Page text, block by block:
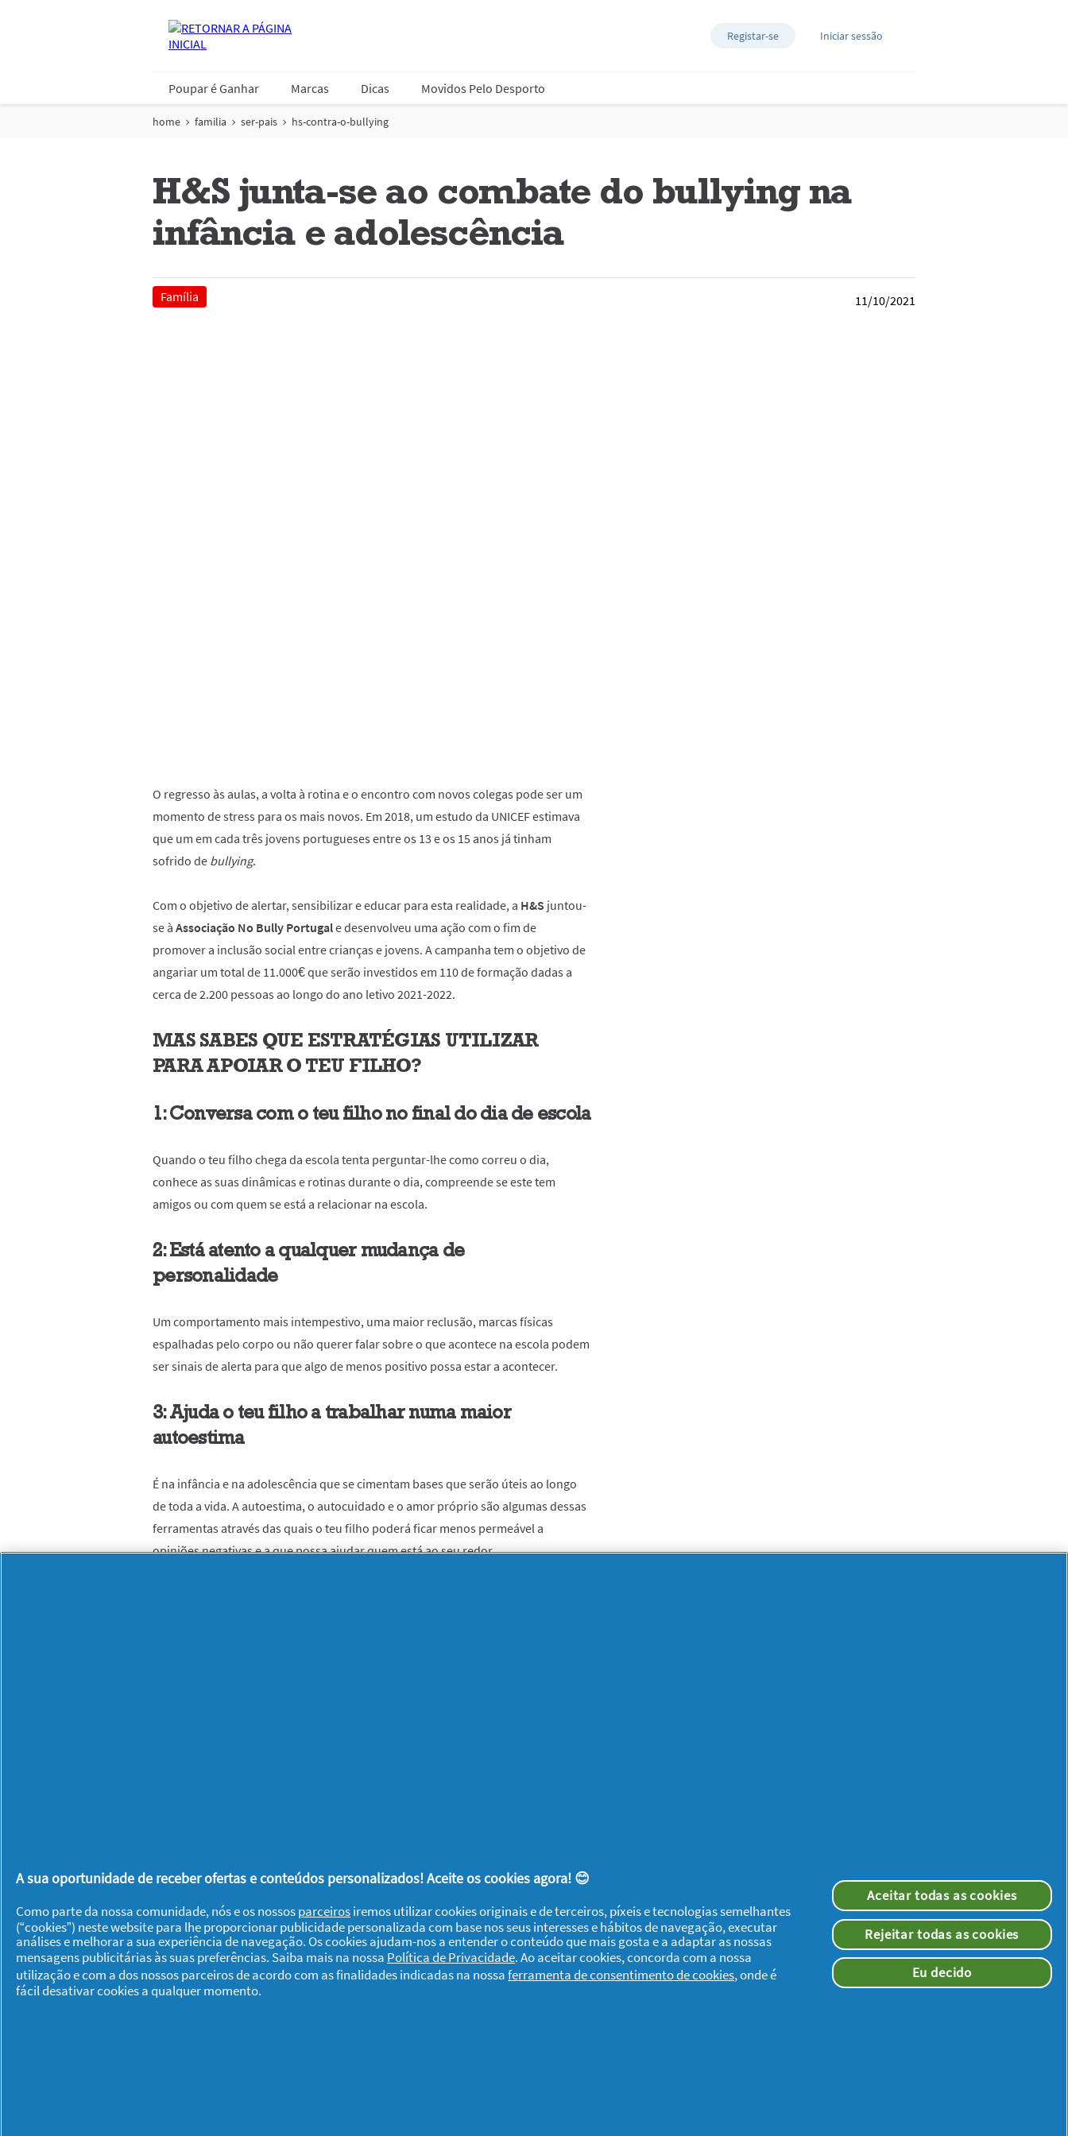
Registar-se Iniciar sessão
Poupar é Ganhar Marcas Dicas Movidos Pelo Desporto
home familia ser-pais hs-contra-o-bullying
H&S junta-se ao combate do bullying na
infância e adolescência
Família 11/10/2021
O regresso às aulas, a volta à rotina e o encontro com novos colegas pode ser um
momento de stress para os mais novos. Em 2018, um estudo da UNICEF estimava
que um em cada três jovens portugueses entre os 13 e os 15 anos já tinham
sofrido de bullying.
Com o objetivo de alertar, sensibilizar e educar para esta realidade, a H&S juntou-
se à Associação No Bully Portugale desenvolveu uma ação com o fim de
promover a inclusão social entre crianças e jovens. A campanha tem o objetivo de
angariar um total de 11.000€ que serão investidos em 110 de formação dadas a
cerca de 2.200 pessoas ao longo do ano letivo 2021-2022.
MAS SABES QUE ESTRATÉGIAS UTILIZAR
PARA APOIAR O TEU FILHO?
1: Conversa com o teu filho no final do dia de escola
Quando o teu filho chega da escola tenta perguntar-lhe como correu o dia,
conhece as suas dinâmicas e rotinas durante o dia, compreende se este tem
amigos ou com quem se está a relacionar na escola.
2: Está atento a qualquer mudança de
personalidade
Um comportamento mais intempestivo, uma maior reclusão, marcas físicas
espalhadas pelo corpo ou não querer falar sobre o que acontece na escola podem
ser sinais de alerta para que algo de menos positivo possa estar a acontecer.
3: Ajuda o teu filho a trabalhar numa maior
autoestima
É na infância e na adolescência que se cimentam bases que serão úteis ao longo
de toda a vida. A autoestima, o autocuidado e o amor próprio são algumas dessas
ferramentas através das quais o teu filho poderá ficar menos permeável a
opiniões negativas e a que possa ajudar quem está ao seu redor.
empático com todos quantos os que o sofrem. É necessário que as crianças que
que estão a passar por estes momentos mais delicados.
Vai gerindo os medos, ansiedades e expectativas do teu filho, esclarece-lhe as
dúvidas e trabalha diariamente para que obullyingnão tenha que ser um
A sua oportunidade de receber ofertas e conteúdos personalizados! Aceite os cookies agora! 😊
Como parte da nossa comunidade, nós e os nossosparceirosiremos utilizar cookies originais e de terceiros, píxeis e tecnologias semelhantes
(“cookies”) neste website para lhe proporcionar publicidade personalizada com base nos seus interesses e hábitos de navegação, executar
análises e melhorar a sua experiência de navegação. Os cookies ajudam-nos a entender o conteúdo que mais gosta e a adaptar as nossas
mensagens publicitárias às suas preferências. Saiba mais na nossa Política de Privacidade. Ao aceitar cookies, concorda com a nossa
utilização e com a dos nossos parceiros de acordo com as finalidades indicadas na nossaferramenta de consentimento de cookies, onde é
fácil desativar cookies a qualquer momento.
Aceitar todas as cookies
Rejeitar todas as cookies
Eu decido